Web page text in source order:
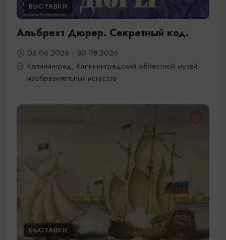
ВЫСТАВКИ
Альбрехт Дюрер. Секретный код.
06.06.2026 - 30.08.2026
Калининград, Калининградский областной музей
изобразительных искусств
ВЫСТАВКИ